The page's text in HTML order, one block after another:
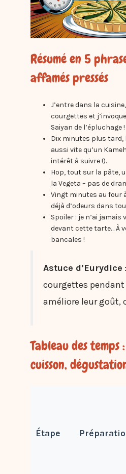
Résumé en 5
affamés pressés
J’entre dans la
courgettes et
Saiyan de l’épluchage !
Dix minutes plus tard,
aussi vite qu’un
intérêt à suivre !).
Hop, tout sur la pâte,
la Vegeta – pas de
Vingt minutes au four
déjà d’odeurs dans
Spoiler : je n’ai
devant cette tarte… À
bancales !
Astuce d’Eurydice
courgettes pendant
améliore leur goût,
Tableau des
cuisson,
Étape